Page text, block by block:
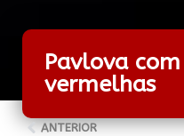
Pavlova
vermelhas
ANTERIOR